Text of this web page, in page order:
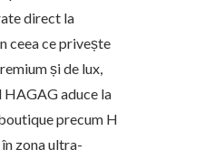
direct la
ceea ce privește
și de lux,
aduce la
precum H
zona ultra-